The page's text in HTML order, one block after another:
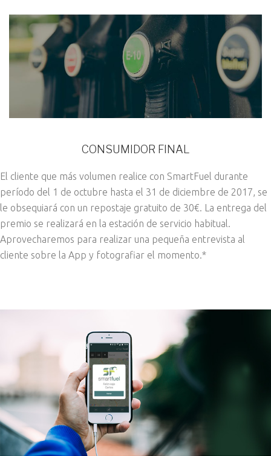
CONSUMIDOR FINAL
El cliente que más volumen realice con SmartFuel durante
período del 1 de octubre hasta el 31 de diciembre de 2017, se
le obsequiará con un repostaje gratuito de 30€. La entrega del
premio se realizará en la estación de servicio habitual.
Aprovecharemos para realizar una pequeña entrevista al
cliente sobre la App y fotografiar el momento.*